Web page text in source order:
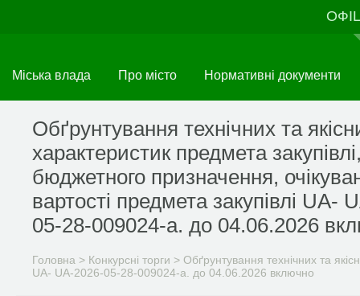
Міська влада Про місто Нормативні документи
Обґрунтування технічних та
характеристик предмета
бюджетного призначення,
вартості предмета закупівлі UA-
05-28-009024-а. до 04.06.2026
Головна > Конкурсні торги > Обґрунтування технічних та
UA- UA-2026-05-28-009024-а. до 04.06.2026 включно